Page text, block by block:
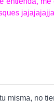
misma, no